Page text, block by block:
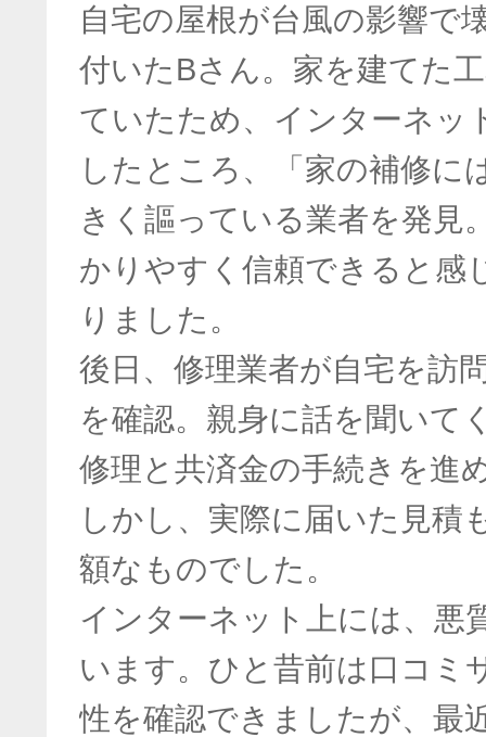
自宅の屋根が台風の影響で
付いたBさん。家を建てた
ていたため、インターネッ
したところ、「家の補修に
きく謳っている業者を発見
かりやすく信頼できると感
りました。
後日、修理業者が自宅を訪
を確認。親身に話を聞いて
修理と共済金の手続きを進
しかし、実際に届いた見積
額なものでした。
インターネット上には、悪
います。ひと昔前は口コミ
性を確認できましたが、最